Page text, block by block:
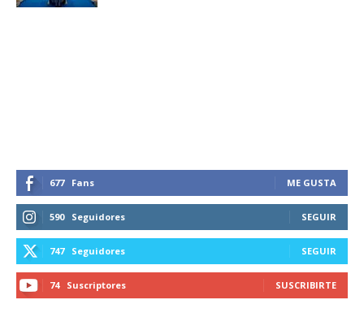
677 Fans ME GUSTA
590 Seguidores SEGUIR
747 Seguidores SEGUIR
74 Suscriptores SUSCRIBIRTE